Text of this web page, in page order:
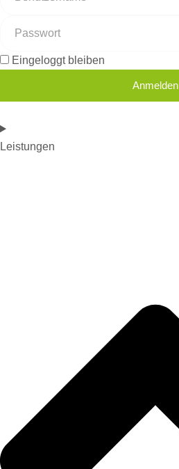
Eingeloggt bleiben
Anmelden
Leistungen